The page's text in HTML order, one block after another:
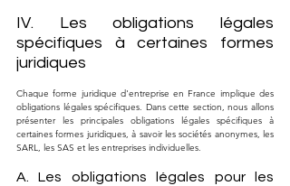
IV. Les obligations légales
spécifiques à certaines formes
juridiques
Chaque forme juridique d'entreprise en France implique des
obligations légales spécifiques. Dans cette section, nous allons
présenter les principales obligations légales spécifiques à
certaines formes juridiques, à savoir les sociétés anonymes, les
SARL, les SAS et les entreprises individuelles.
A. Les obligations légales pour les